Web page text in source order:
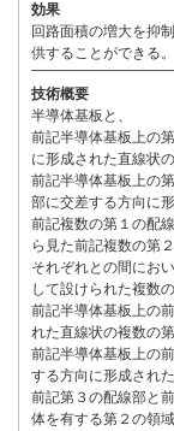
効果
回路面積の増大を抑
供することができる。
技術概要
半導体基板と、
前記半導体基板上の
に形成された直線状
前記半導体基板上の
部に交差する方向に
前記複数の第１の配
ら見た前記複数の第
それぞれとの間にお
して設けられた複数
前記半導体基板上の
れた直線状の複数の
前記半導体基板上の
する方向に形成され
前記第３の配線部と
体を有する第２の領域